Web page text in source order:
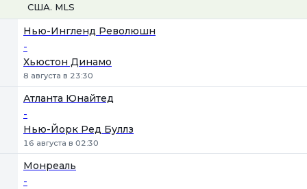
США. MLS
Нью-Ингленд Революшн
-
Хьюстон Динамо
8 августа в 23:30
Атланта Юнайтед
-
Нью-Йорк Ред Буллз
16 августа в 02:30
Монреаль
-